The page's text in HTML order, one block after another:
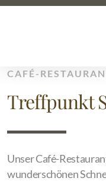
CAFÉ-
Treffpunkt
Unser Café-
wunderschönen